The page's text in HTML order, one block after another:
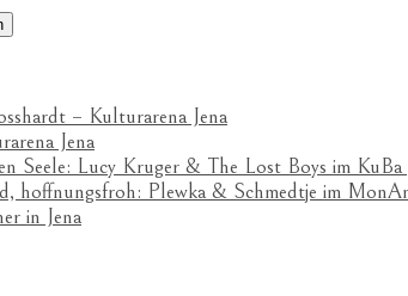
– Kulturarena Jena
Jena
Seele: Lucy Kruger & The Lost Boys im KuBa
hoffnungsfroh: Plewka & Schmedtje im
in Jena